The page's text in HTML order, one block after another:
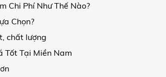
Chi Phí Như Thế Nào?
Chọn?
chất lượng
Tốt Tại Miền Nam